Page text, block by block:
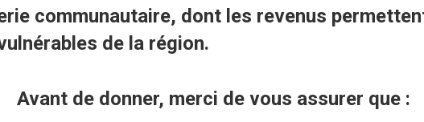
communautaire, dont les revenus
de la région.
Avant de donner, merci de vous assurer que :